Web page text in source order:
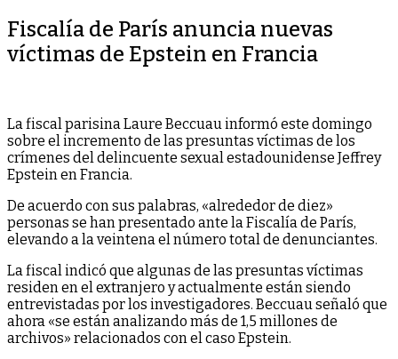
Fiscalía de París anuncia nuevas
víctimas de Epstein en Francia
La fiscal parisina Laure Beccuau informó este domingo
sobre el incremento de las presuntas víctimas de los
crímenes del delincuente sexual estadounidense Jeffrey
Epstein en Francia.
De acuerdo con sus palabras, «alrededor de diez»
personas se han presentado ante la Fiscalía de París,
elevando a la veintena el número total de denunciantes.
La fiscal indicó que algunas de las presuntas víctimas
residen en el extranjero y actualmente están siendo
entrevistadas por los investigadores. Beccuau señaló que
ahora «se están analizando más de 1,5 millones de
archivos» relacionados con el caso Epstein.